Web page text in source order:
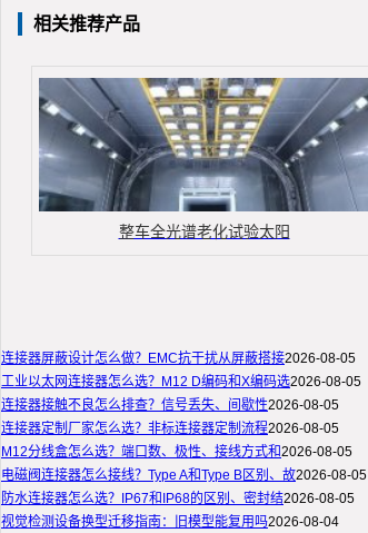
相关推荐产品
整车全光谱老化试验太阳
连接器屏蔽设计怎么做？EMC抗干扰从屏蔽搭接2026-08-05
工业以太网连接器怎么选？M12 D编码和X编码选2026-08-05
连接器接触不良怎么排查？信号丢失、间歇性2026-08-05
连接器定制厂家怎么选？非标连接器定制流程2026-08-05
M12分线盒怎么选？端口数、极性、接线方式和2026-08-05
电磁阀连接器怎么接线？Type A和Type B区别、故2026-08-05
防水连接器怎么选？IP67和IP68的区别、密封结2026-08-05
视觉检测设备换型迁移指南：旧模型能复用吗2026-08-04